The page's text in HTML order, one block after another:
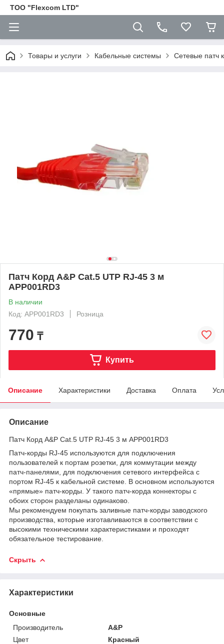
ТОО "Flexcom LTD"
Товары и услуги Кабельные системы Сетевые патч
Патч Корд A&P Cat.5 UTP RJ-45 3 м
APP001RD3
В наличии
Код: APP001RD3
Розница
770 ₸
Купить
Описание Характеристики Доставка Оплата
Описание
Патч Корд A&P Cat.5 UTP RJ-45 3 м APP001RD3
Патч-корды RJ-45 используются для подключения
пользователей к портам розетки, для коммутации между
патч-панелями, для подключения сетевого интерфейса c
портом RJ-45 к кабельной системе. В основном используются
«прямые» патч-корды. У такого патч-корда коннекторы с
обоих сторон разделаны одинаково.
Мы рекомендуем покупать заливные патч-корды заводского
производства, которые изготавливаются в соответствии с
высокими техническими характеристиками и проходят
обязательное тестирование.
Скрыть
Характеристики
Основные
Производитель
A&P
Цвет
Красный